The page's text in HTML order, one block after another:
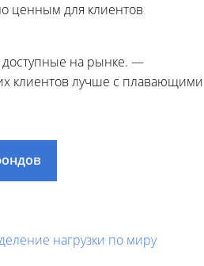
ценным для клиентов
доступные на рынке. —
клиентов лучше с плавающими
нагрузки по миру